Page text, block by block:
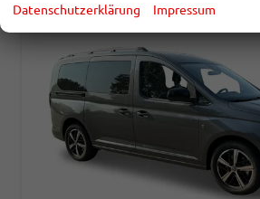
Datenschutzerklärung Impressum